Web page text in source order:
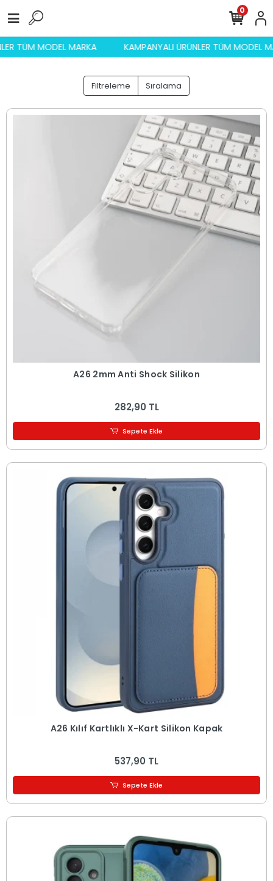
ÜRÜNLER TÜM MODEL MARKA KAMPANYALI ÜRÜNLER TÜM
0
Filtreleme Sıralama
A26 2mm Anti Shock Silikon
282,90 TL
Sepete Ekle
A26 Kılıf Kartlıklı X-Kart Silikon Kapak
537,90 TL
Sepete Ekle